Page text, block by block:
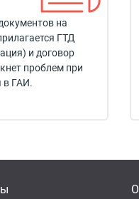
на
ГТД
и договор
проблем при
в ГАИ.